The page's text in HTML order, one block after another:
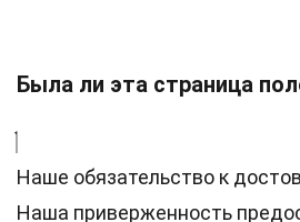
Была ли эта страница
Наше обязательство к
Наша приверженность